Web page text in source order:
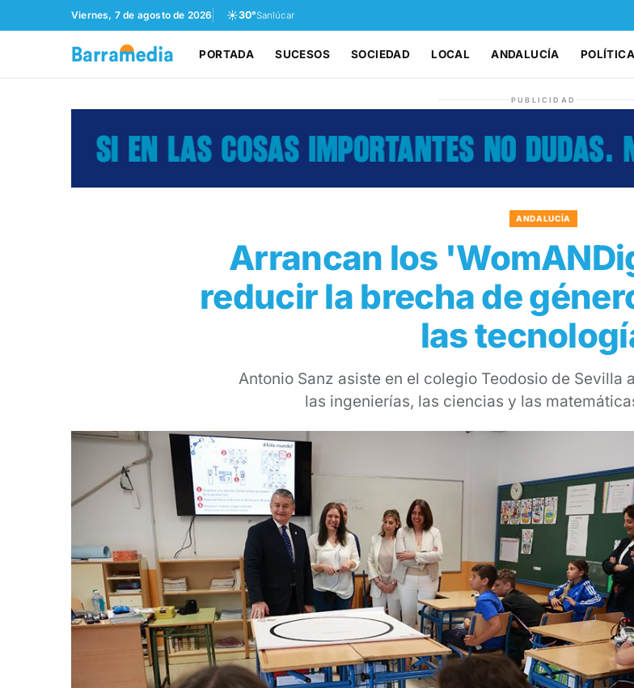
Viernes, 7 de agosto de 2026 ☀️30°Sanlúcar
PORTADA SUCESOS SOCIEDAD LOCAL ANDALUCÍA POLÍTICA
PUBLICIDAD
ANDALUCÍA
Arrancan los
reducir la brecha de
las
Antonio Sanz asiste en el colegio Teodosio de Sevilla
las ingenierías, las ciencias y las